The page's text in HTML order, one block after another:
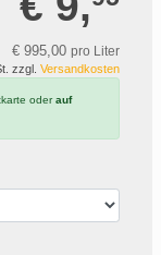
€ 995, 00 pro Liter
zzgl. Versandkosten
oderauf